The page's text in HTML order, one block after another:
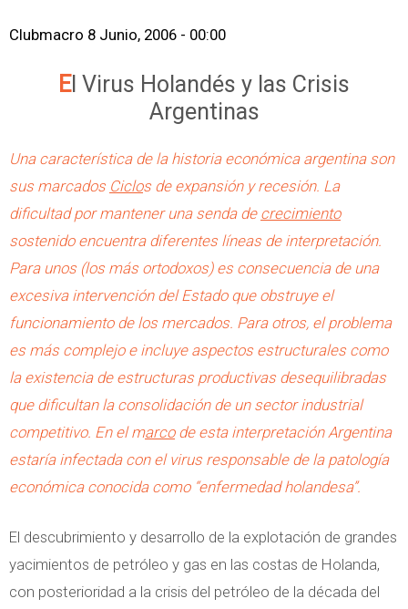
Clubmacro 8 Junio, 2006 - 00:00
El Virus Holandés y las Crisis
Argentinas
Una característica de la historia económica argentina son
sus marcados Ciclos de expansión y recesión. La
dificultad por mantener una senda de crecimiento
sostenido encuentra diferentes líneas de interpretación.
Para unos (los más ortodoxos) es consecuencia de una
excesiva intervención del Estado que obstruye el
funcionamiento de los mercados. Para otros, el problema
es más complejo e incluye aspectos estructurales como
la existencia de estructuras productivas desequilibradas
que dificultan la consolidación de un sector industrial
competitivo. En el marcode esta interpretación Argentina
estaría infectada con el virus responsable de la patología
económica conocida como “enfermedad holandesa”.
El descubrimiento y desarrollo de la explotación de grandes
yacimientos de petróleo y gas en las costas de Holanda,
con posterioridad a la crisis del petróleo de la década del